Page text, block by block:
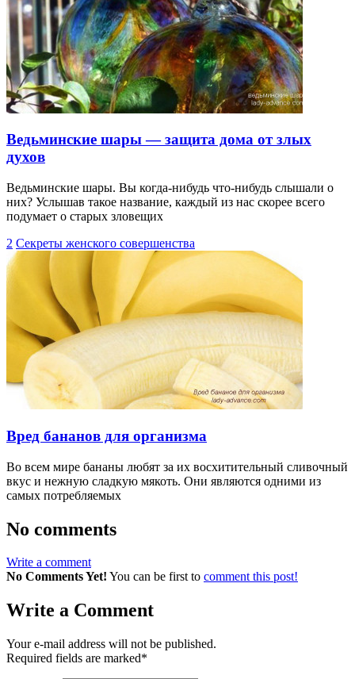
Ведьминские шары — защита дома от злых
духов
Ведьминские шары. Вы когда-нибудь что-нибудь слышали о
них? Услышав такое название, каждый из нас скорее всего
подумает о старых зловещих
2 Секреты женского совершенства
Вред бананов для организма
Во всем мире бананы любят за их восхитительный сливочный
вкус и нежную сладкую мякоть. Они являются одними из
самых потребляемых
No comments
Write a comment
No Comments Yet! You can be first to comment this post!
Write a Comment
Your e-mail address will not be published.
Required fields are marked*